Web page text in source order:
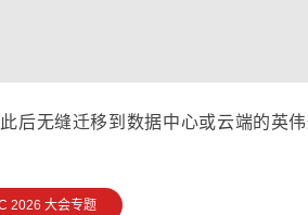
无缝迁移到数据中心或云端的英伟
2026 大会专题